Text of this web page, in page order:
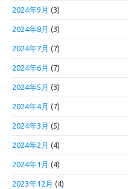
2024年9月 (3)
2024年8月 (3)
2024年7月 (7)
2024年6月 (7)
2024年5月 (3)
2024年4月 (7)
2024年3月 (5)
2024年2月 (4)
2024年1月 (4)
2023年12月 (4)